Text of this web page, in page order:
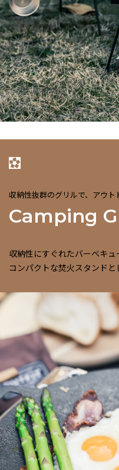
収納性抜群のグリルで、アウト
Camping
収納性にすぐれたバーベキュ
コンパクトな焚火スタンドと